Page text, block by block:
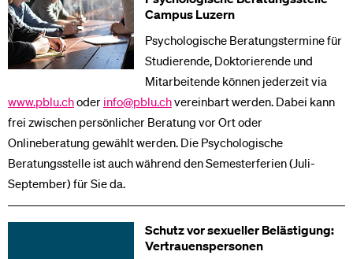
Campus Luzern
Psychologische Beratungstermine für
Studierende, Doktorierende und
Mitarbeitende können jederzeit via
www.pblu.choder info@pblu.chvereinbart werden. Dabei kann
frei zwischen persönlicher Beratung vor Ort oder
Onlineberatung gewählt werden. Die Psychologische
Beratungsstelle ist auch während den Semesterferien (Juli-
September) für Sie da.
Schutz vor sexueller Belästigung:
Vertrauenspersonen